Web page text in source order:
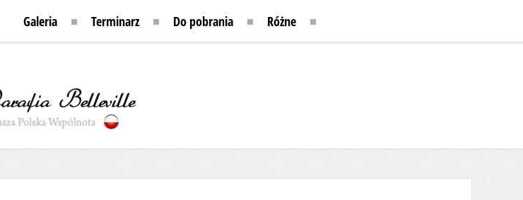
Galeria Terminarz Do pobrania Różne